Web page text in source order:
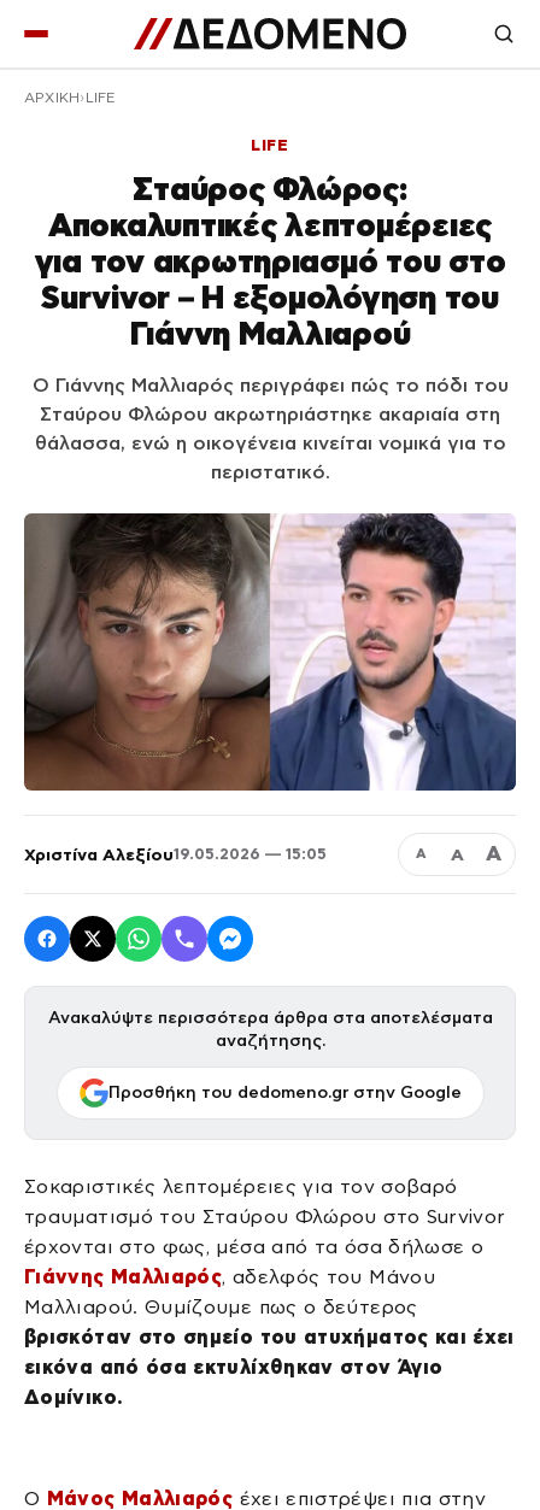
ΑΡΧΙΚΉ LIFE
LIFE
Σταύρος Φλώρος:
Αποκαλυπτικές λεπτομέρειες
για τον ακρωτηριασμό του στο
Survivor – Η εξομολόγηση του
Γιάννη Μαλλιαρού
Ο Γιάννης Μαλλιαρός περιγράφει πώς το πόδι του
Σταύρου Φλώρου ακρωτηριάστηκε ακαριαία στη
θάλασσα, ενώ η οικογένεια κινείται νομικά για το
περιστατικό.
Χριστίνα Αλεξίου19.05.2026 — 15:05 Α Α Α
Ανακαλύψτε περισσότερα άρθρα στα αποτελέσματα
αναζήτησης.
Προσθήκη του dedomeno.gr στην Google
Σοκαριστικές λεπτομέρειες για τον σοβαρό
τραυματισμό του Σταύρου Φλώρου στο Survivor
έρχονται στο φως, μέσα από τα όσα δήλωσε ο
Γιάννης Μαλλιαρός, αδελφός του Μάνου
Μαλλιαρού. Θυμίζουμε πως ο δεύτερος
βρισκόταν στο σημείο του ατυχήματος και έχει
εικόνα από όσα εκτυλίχθηκαν στον Άγιο
Δομίνικο.
Ο Μάνος Μαλλιαρός έχει επιστρέψει πια στην